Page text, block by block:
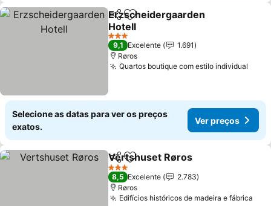
PartilharAdicionar aos favoritos
Erzscheidergaarden
Hotell
3 Estrelas
9,1 Excelente
1.691
Røros
Quartos boutique com estilo individual
Selecione as datas para ver os preços
exatos.
Ver preços
PartilharAdicionar aos favoritos
Vertshuset Røros
3 Estrelas
8,5 Excelente
2.783
Røros
Edifícios históricos de madeira e fábrica